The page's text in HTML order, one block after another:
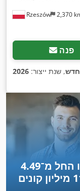
Rzeszów 2,370
פנה
חדש, שנת ייצור: 2026
קונים